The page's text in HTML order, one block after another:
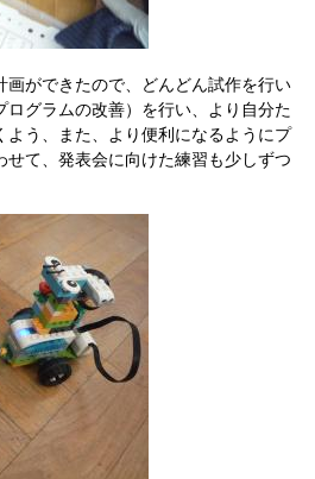
ができたので、どんどん試作を行い
ログラムの改善）を行い、より自分た
よう、また、より便利になるようにプ
せて、発表会に向けた練習も少しずつ